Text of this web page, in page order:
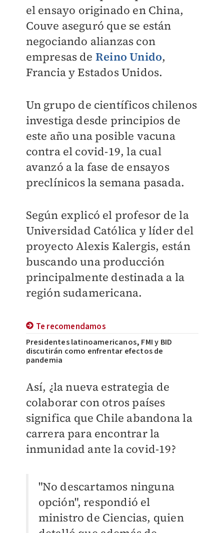
el ensayo originado en China,
Couve aseguró que se están
negociando alianzas con
empresas de Reino Unido,
Francia y Estados Unidos.
Un grupo de científicos chilenos
investiga desde principios de
este año una posible vacuna
contra el covid-19, la cual
avanzó a la fase de ensayos
preclínicos la semana pasada.
Según explicó el profesor de la
Universidad Católica y líder del
proyecto Alexis Kalergis, están
buscando una producción
principalmente destinada a la
región sudamericana.
Te recomendamos
Presidentes latinoamericanos, FMI y BID
discutirán como enfrentar efectos de
pandemia
Así, ¿la nueva estrategia de
colaborar con otros países
significa que Chile abandona la
carrera para encontrar la
inmunidad ante la covid-19?
"No descartamos ninguna
opción", respondió el
ministro de Ciencias, quien